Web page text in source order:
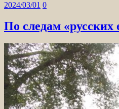
2024/03/01 0
По следам «русских